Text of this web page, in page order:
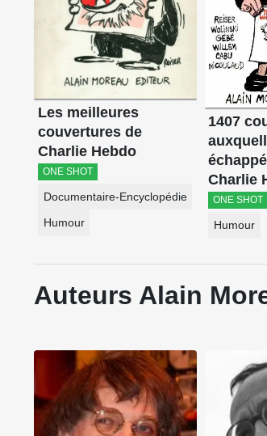
Les meilleures
couvertures de
Charlie Hebdo
ONE SHOT
Documentaire-Encyclopédie
Humour
1407
Charlie
ONE SHOT
Humour
Auteurs Alain